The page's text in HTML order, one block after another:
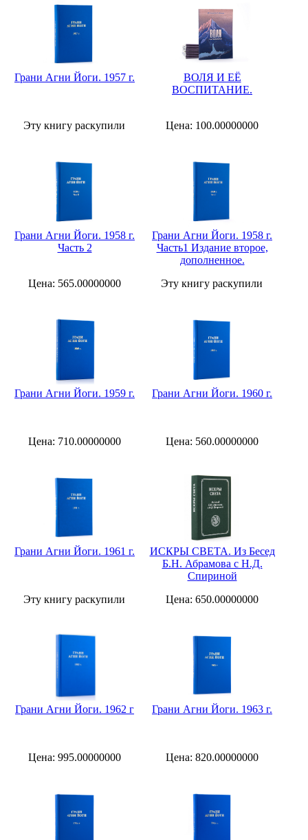
Грани Агни Йоги. 1957 г.
Эту книгу раскупили
ВОЛЯ И ЕЁ
ВОСПИТАНИЕ.
Цена: 100.00000000
Грани Агни Йоги. 1958 г.
Часть 2
Цена: 565.00000000
Грани Агни Йоги. 1958 г.
Часть1 Издание второе,
дополненное.
Эту книгу раскупили
Грани Агни Йоги. 1959 г.
Цена: 710.00000000
Грани Агни Йоги. 1960 г.
Цена: 560.00000000
Грани Агни Йоги. 1961 г.
Эту книгу раскупили
ИСКРЫ СВЕТА. Из Бесед
Б.Н. Абрамова с Н.Д.
Спириной
Цена: 650.00000000
Грани Агни Йоги. 1962 г
Цена: 995.00000000
Грани Агни Йоги. 1963 г.
Цена: 820.00000000